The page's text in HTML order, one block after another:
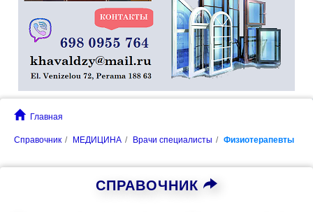
Главная
Справочник МЕДИЦИНА Врачи специалисты Физиотерапевты
СПРАВОЧНИК